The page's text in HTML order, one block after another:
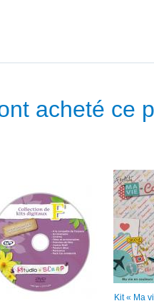
acheté ce
Kit « Ma